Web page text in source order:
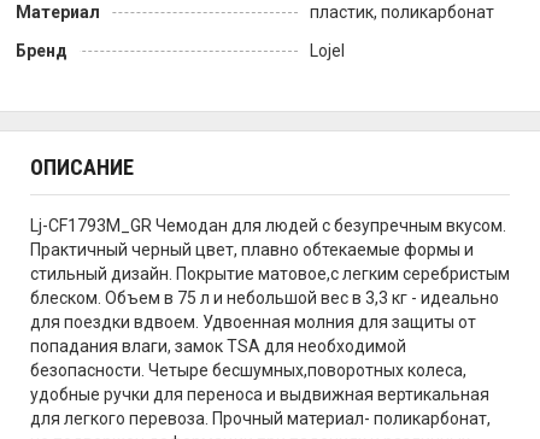
Материал
пластик, поликарбонат
Бренд
Lojel
ОПИСАНИЕ
Lj-CF1793M_GR Чемодан для людей с безупречным вкусом.
Практичный черный цвет, плавно обтекаемые формы и
стильный дизайн. Покрытие матовое,с легким серебристым
блеском. Объем в 75 л и небольшой вес в 3,3 кг - идеально
для поездки вдвоем. Удвоенная молния для защиты от
попадания влаги, замок TSA для необходимой
безопасности. Четыре бесшумных,поворотных колеса,
удобные ручки для переноса и выдвижная вертикальная
для легкого перевоза. Прочный материал- поликарбонат,